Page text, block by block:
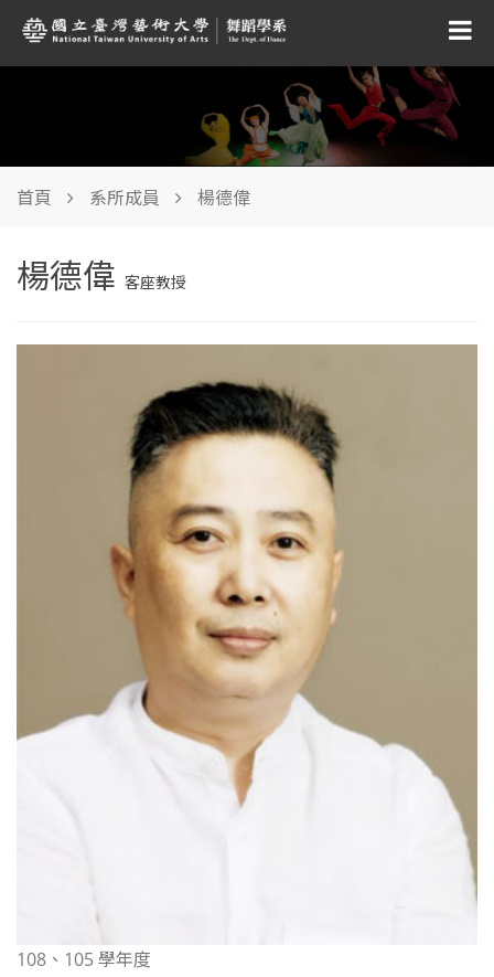
首頁 系所成員 楊德偉
楊德偉 客座教授
108、105 學年度